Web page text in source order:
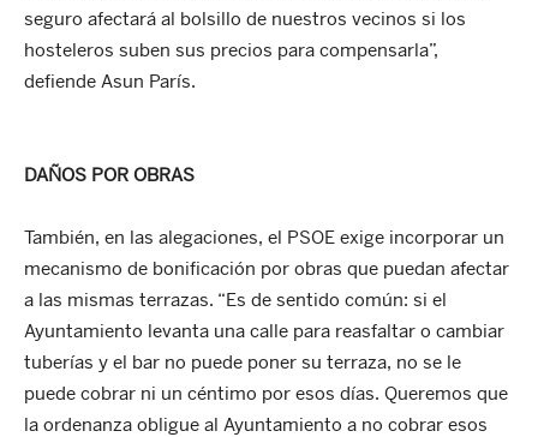
seguro afectará al bolsillo de nuestros vecinos si los
hosteleros suben sus precios para compensarla”,
defiende Asun París.
DAÑOS POR OBRAS
También, en las alegaciones, el PSOE exige incorporar un
mecanismo de bonificación por obras que puedan afectar
a las mismas terrazas. “Es de sentido común: si el
Ayuntamiento levanta una calle para reasfaltar o cambiar
tuberías y el bar no puede poner su terraza, no se le
puede cobrar ni un céntimo por esos días. Queremos que
la ordenanza obligue al Ayuntamiento a no cobrar esos